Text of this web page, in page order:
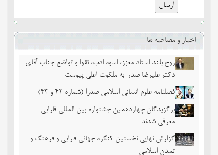
اخبار و مصاحبه ها
روح بلند استاد معزز، اسوه ادب، تقوا و تواضع جناب آقای
دکتر علیرضا صدرا به ملکوت اعلی پیوست
فصلنامه علوم انسانی اسلامی صدرا (شماره 42 و 43)
برگزیدگان چهاردهمین جشنواره بین المللی فارابی
معرفی شدند
گزارش نهایی نخستین کنگره جهانی فارابی و فرهنگ و
تمدن اسلامی